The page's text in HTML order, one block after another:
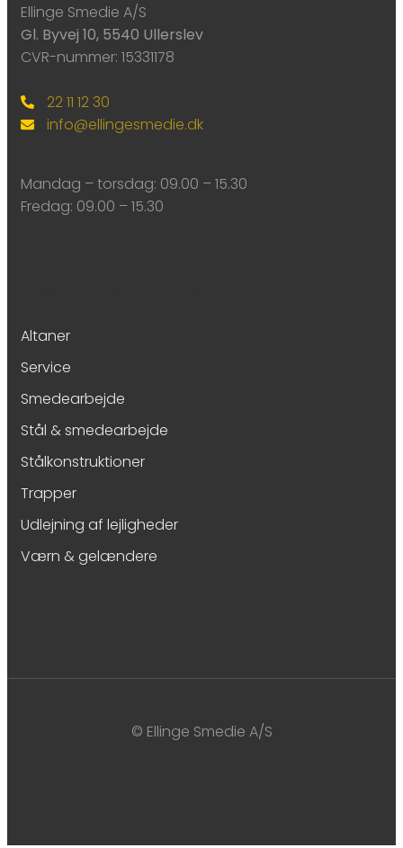
Ellinge Smedie A/S
Gl. Byvej 10, 5540 Ullerslev
CVR-nummer: 15331178
22 11 12 30
info@ellingesmedie.dk
Mandag – torsdag: ​09.00 – 15.30
Fredag: ​09.00 – 15.30
Altaner
Service
Smedearbejde
Stål & smedearbejde
Stålkonstruktioner
Trapper
Udlejning af lejligheder
Værn & gelændere
© Ellinge Smedie A/S